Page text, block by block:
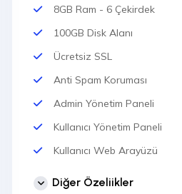
8GB Ram - 6 Çekirdek
100GB Disk Alanı
Ücretsiz SSL
Anti Spam Koruması
Admin Yönetim Paneli
Kullanıcı Yönetim Paneli
Kullanıcı Web Arayüzü
Sınırsız Domain Ekleme
Diğer Özeliikler